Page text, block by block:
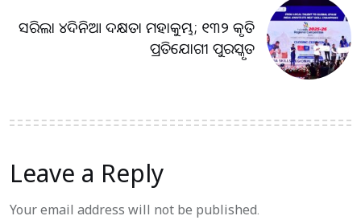
ସରିଲା ୪ଦିନିଆ ଦକ୍ଷତା ମହାକୁମ୍ଭ; ୧୩୨ କୃତି
ପ୍ରତିଯୋଗୀ ପୁରସ୍କୃତ
Leave a Reply
Your email address will not be published.